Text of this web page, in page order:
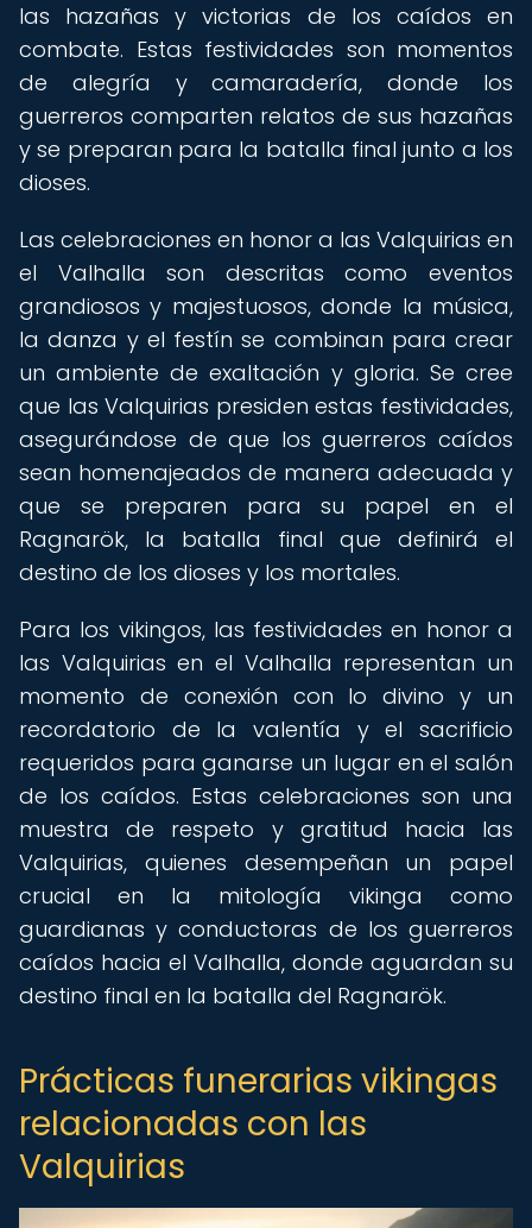
las hazañas y victorias de los caídos en
combate. Estas festividades son momentos
de alegría y camaradería, donde los
guerreros comparten relatos de sus hazañas
y se preparan para la batalla final junto a los
dioses.
Las celebraciones en honor a las Valquirias en
el Valhalla son descritas como eventos
grandiosos y majestuosos, donde la música,
la danza y el festín se combinan para crear
un ambiente de exaltación y gloria. Se cree
que las Valquirias presiden estas festividades,
asegurándose de que los guerreros caídos
sean homenajeados de manera adecuada y
que se preparen para su papel en el
Ragnarök, la batalla final que definirá el
destino de los dioses y los mortales.
Para los vikingos, las festividades en honor a
las Valquirias en el Valhalla representan un
momento de conexión con lo divino y un
recordatorio de la valentía y el sacrificio
requeridos para ganarse un lugar en el salón
de los caídos. Estas celebraciones son una
muestra de respeto y gratitud hacia las
Valquirias, quienes desempeñan un papel
crucial en la mitología vikinga como
guardianas y conductoras de los guerreros
caídos hacia el Valhalla, donde aguardan su
destino final en la batalla del Ragnarök.
Prácticas funerarias vikingas
relacionadas con las
Valquirias